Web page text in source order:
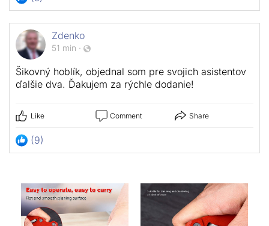
Zdenko
51 min ·
Šikovný hoblík, objednal som pre svojich asistentov
ďalšie dva. Ďakujem za rýchle dodanie!
Like Comment Share
(9)